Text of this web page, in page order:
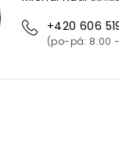
+420 606